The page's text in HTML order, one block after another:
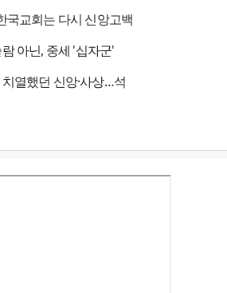
국교회는 다시 신앙고백
아닌, 중세 '십자군'
열했던 신앙·사상…석